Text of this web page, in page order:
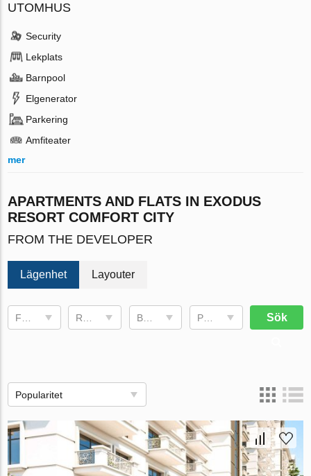
UTOMHUS
Security
Lekplats
Barnpool
Elgenerator
Parkering
Amfiteater
mer
APARTMENTS AND FLATS IN EXODUS
RESORT COMFORT CITY
FROM THE DEVELOPER
Lägenhet Layouter
Bruksområde Pris, € Sök
Popularitet